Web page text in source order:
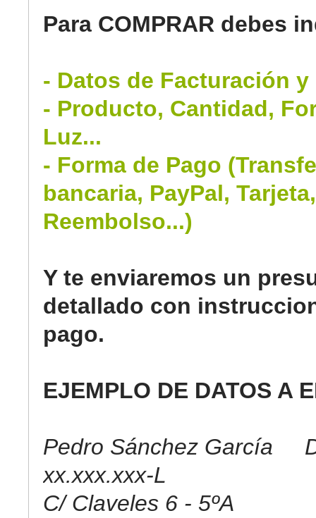
Para COMPRAR debes
- Datos de Facturación y
- Producto, Cantidad,
Luz...
- Forma de Pago
bancaria, PayPal,
Reembolso...)
Y te enviaremos un
detallado con
pago.
EJEMPLO DE DATOS A
Pedro Sánchez García
xx.xxx.xxx-L
C/ Claveles 6 - 5ºA